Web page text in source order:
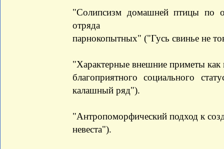
"Солипсизм домашней птицы по
отряда
парнокопытных" ("Гусь свинье не
"Характерные внешние приметы как
благоприятного социального
калашный ряд").
"Антропоморфический подход к
невеста").